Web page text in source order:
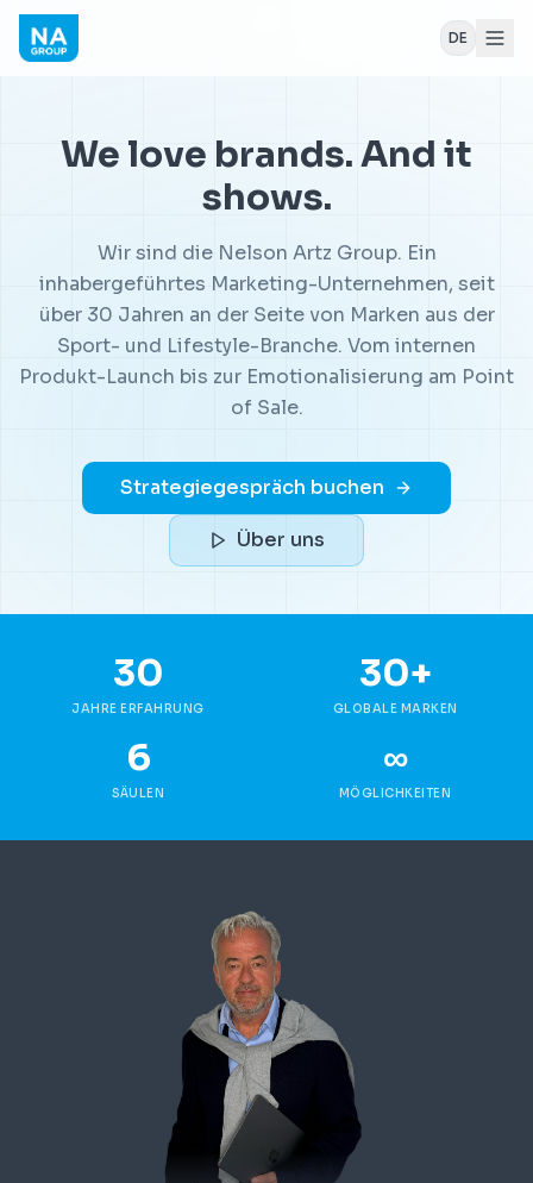
DE
We love brands. And it
shows.
Wir sind die Nelson Artz Group. Ein
inhabergeführtes Marketing-Unternehmen, seit
über 30 Jahren an der Seite von Marken aus der
Sport- und Lifestyle-Branche. Vom internen
Produkt-Launch bis zur Emotionalisierung am Point
of Sale.
Strategiegespräch buchen
Über uns
30
JAHRE ERFAHRUNG
30+
GLOBALE MARKEN
6
SÄULEN
∞
MÖGLICHKEITEN